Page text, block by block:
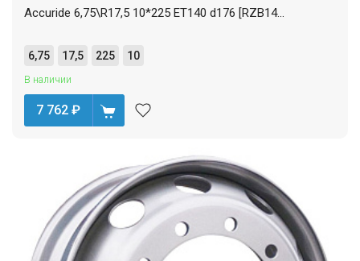
Accuride 6,75\R17,5 10*225 ET140 d176 [RZB14...
6,75 17,5 225 10
В наличии
7 762 ₽